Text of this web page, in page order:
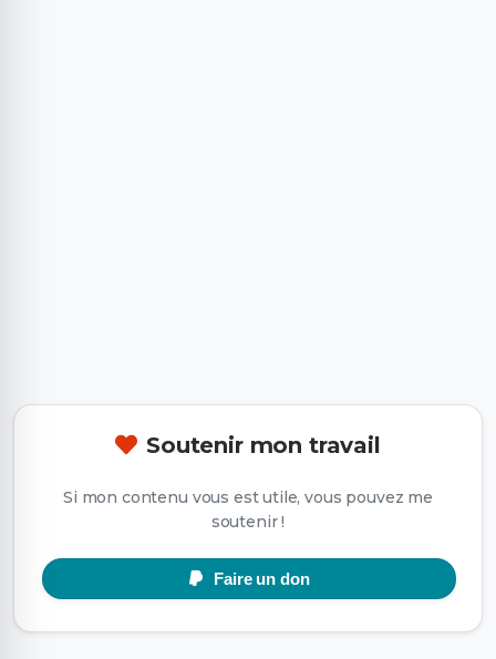
Soutenir mon travail
Si mon contenu vous est utile, vous pouvez me
soutenir !
Faire un don